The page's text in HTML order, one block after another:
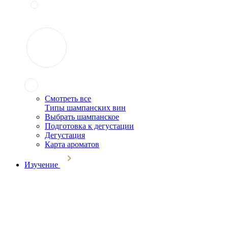
Смотреть все
Типы шампанских вин
Выбрать шампанское
Подготовка к дегустации
Дегустация
Карта ароматов
Изучение